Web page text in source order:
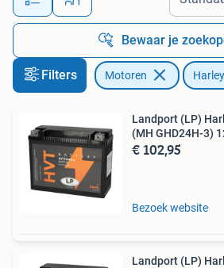
Bewaar je
Filters Motoren
Landport (LP)
(MH GHD24H-3)
€ 102,95
Bezoek website
Landport (LP)